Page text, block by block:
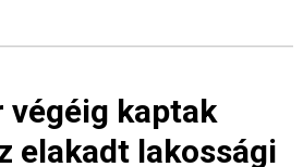
végéig kaptak
elakadt lakossági